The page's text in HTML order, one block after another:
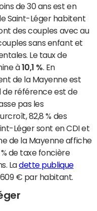
de 30 ans est en
Saint-Léger habitent
des couples avec au
sans enfant et
Le taux de
à10,1 % . En
de la Mayenne est
de référence est de
pas les
82,8 % des
Léger sont en CDI et
de la Mayenne affiche
de taxe foncière
Ladette publique
€ par habitant.